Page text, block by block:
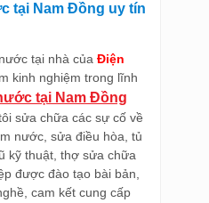
tại Nam Đồng uy tín
tại nhà của Điện
kinh nghiệm trong lĩnh
tại Nam Đồng
sửa chữa các sự cố về
nước, sửa điều hòa, tủ
kỹ thuật, thợ sửa chữa
được đào tạo bài bản,
cam kết cung cấp